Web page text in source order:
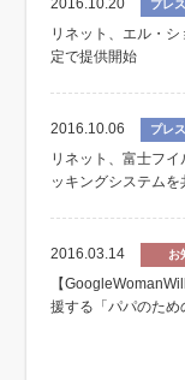
2016.10.20 プレ
リネット、エル・
定で提供開始
2016.10.06 プレ
リネット、富士フ
ッキングシステムを
2016.03.14 お
【
援する「パパのた